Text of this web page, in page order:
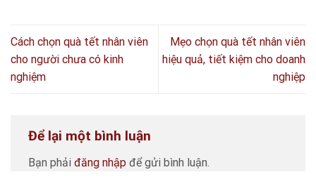
Cách chọn quà tết nhân viên
cho người chưa có kinh
nghiệm
Mẹo chọn quà tết nhân viên
hiệu quả, tiết kiệm cho doanh
nghiệp
Để lại một bình luận
Bạn phải đăng nhập để gửi bình luận.